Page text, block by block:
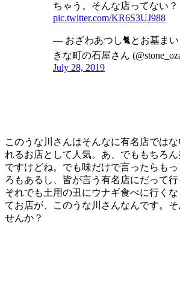
ちゃう。そんな店ってない？
pic.twitter.com/KR6S3UJ988
— おざわあつし🐈とお墓ま
きな町の石屋さん
July 28, 2019
このうな川さんはそんなに有名店では
れるお店として人気。あ、でももちろ
ですけどね。でも味だけで言ったらも
ろもあるし、皆が言う有名店にだって行
それでも土用の丑にウナギ食べに行く
てお店が、このうな川さんなんです。
せんか？